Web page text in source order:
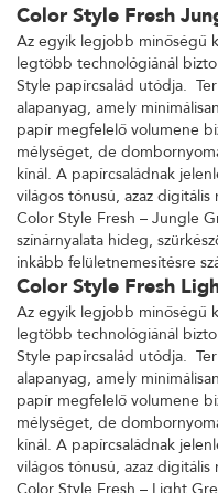
Color Style Fresh
Az egyik legjobb minőségű
legtöbb technológiánál
Style papírcsalád utódja.
alapanyag, amely
papír megfelelő volumene
mélységet, de
kínál. A papírcsaládnak
világos tónusú, azaz digitális
Color Style Fresh – Jungle
színárnyalata hideg,
inkább felületnemesítésre
Color Style Fresh
Az egyik legjobb minőségű
legtöbb technológiánál
Style papírcsalád utódja.
alapanyag, amely
papír megfelelő volumene
mélységet, de
kínál. A papírcsaládnak
világos tónusú, azaz digitális